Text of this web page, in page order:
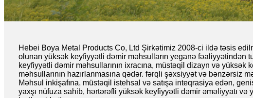
Hebei Boya Metal Products Co, Ltd Şirkətimiz 2008-ci ildə təsis
olunan yüksək keyfiyyətli dəmir məhsulların yeganə fəaliyyətindən
keyfiyyətli dəmir məhsullarının ixracına, müstəqil dizayn və yüksək
məhsullarının hazırlanmasına qədər. fərqli şəxsiyyət və bənzərsiz
Məhsul inkişafına, müstəqil istehsal və satışa inteqrasiya edən,
yaxşı nüfuza sahib, hərtərəfli yüksək keyfiyyətli dəmir əməliyyatı və